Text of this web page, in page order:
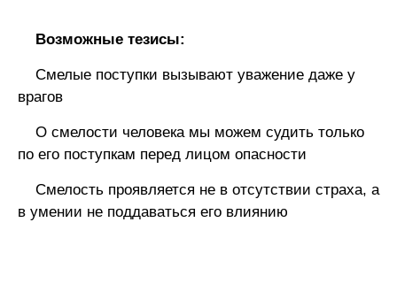
Возможные тезисы:
Смелые поступки вызывают уважение даже у
врагов
О смелости человека мы можем судить только
по его поступкам перед лицом опасности
Смелость проявляется не в отсутствии страха, а
в умении не поддаваться его влиянию